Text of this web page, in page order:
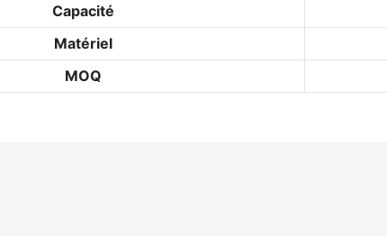
Capacité
Matériel
MOQ